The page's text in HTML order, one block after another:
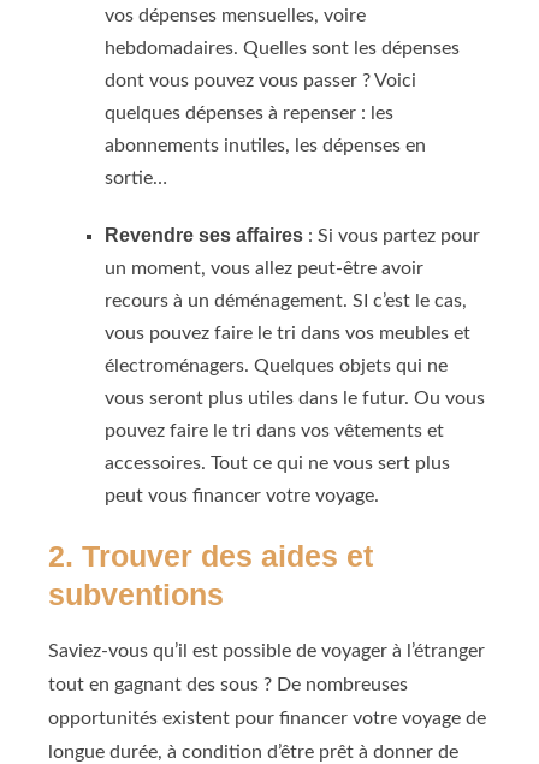
vos dépenses mensuelles, voire
hebdomadaires. Quelles sont les dépenses
dont vous pouvez vous passer ? Voici
quelques dépenses à repenser : les
abonnements inutiles, les dépenses en
sortie…
Revendre ses affaires : Si vous partez pour
un moment, vous allez peut-être avoir
recours à un déménagement. SI c’est le cas,
vous pouvez faire le tri dans vos meubles et
électroménagers. Quelques objets qui ne
vous seront plus utiles dans le futur. Ou vous
pouvez faire le tri dans vos vêtements et
accessoires. Tout ce qui ne vous sert plus
peut vous financer votre voyage.
2. Trouver des aides et
subventions
Saviez-vous qu’il est possible de voyager à l’étranger
tout en gagnant des sous ? De nombreuses
opportunités existent pour financer votre voyage de
longue durée, à condition d’être prêt à donner de